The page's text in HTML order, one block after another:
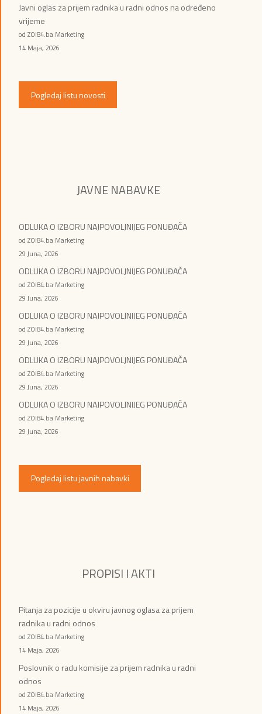
Javni oglas za prijem radnika u radni odnos na određeno
vrijeme
od ZOI84.ba Marketing
14 Maja, 2026
Pogledaj listu novosti
JAVNE NABAVKE
ODLUKA O IZBORU NAJPOVOLJNIJEG PONUĐAČA
od ZOI84.ba Marketing
29 Juna, 2026
ODLUKA O IZBORU NAJPOVOLJNIJEG PONUĐAČA
od ZOI84.ba Marketing
29 Juna, 2026
ODLUKA O IZBORU NAJPOVOLJNIJEG PONUĐAČA
od ZOI84.ba Marketing
29 Juna, 2026
ODLUKA O IZBORU NAJPOVOLJNIJEG PONUĐAČA
od ZOI84.ba Marketing
29 Juna, 2026
ODLUKA O IZBORU NAJPOVOLJNIJEG PONUĐAČA
od ZOI84.ba Marketing
29 Juna, 2026
Pogledaj listu javnih nabavki
PROPISI I AKTI
Pitanja za pozicije u okviru javnog oglasa za prijem
radnika u radni odnos
od ZOI84.ba Marketing
14 Maja, 2026
Poslovnik o radu komisije za prijem radnika u radni
odnos
od ZOI84.ba Marketing
14 Maja, 2026